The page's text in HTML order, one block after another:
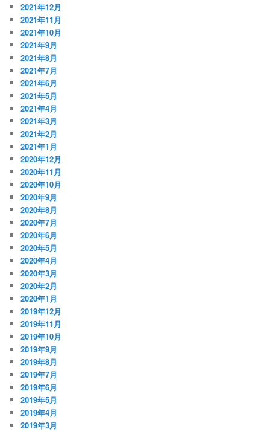
2021年12月
2021年11月
2021年10月
2021年9月
2021年8月
2021年7月
2021年6月
2021年5月
2021年4月
2021年3月
2021年2月
2021年1月
2020年12月
2020年11月
2020年10月
2020年9月
2020年8月
2020年7月
2020年6月
2020年5月
2020年4月
2020年3月
2020年2月
2020年1月
2019年12月
2019年11月
2019年10月
2019年9月
2019年8月
2019年7月
2019年6月
2019年5月
2019年4月
2019年3月